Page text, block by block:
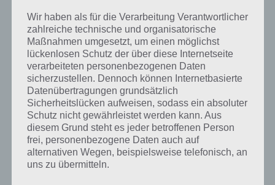
Zufallsgenerator App für Android
herunterladen
Wir haben als für die Verarbeitung Verantwortlicher
zahlreiche technische und organisatorische
Maßnahmen umgesetzt, um einen möglichst
lückenlosen Schutz der über diese Internetseite
verarbeiteten personenbezogenen Daten
sicherzustellen. Dennoch können Internetbasierte
Datenübertragungen grundsätzlich
Sicherheitslücken aufweisen, sodass ein absoluter
Schutz nicht gewährleistet werden kann. Aus
diesem Grund steht es jeder betroffenen Person
frei, personenbezogene Daten auch auf
alternativen Wegen, beispielsweise telefonisch, an
uns zu übermitteln.